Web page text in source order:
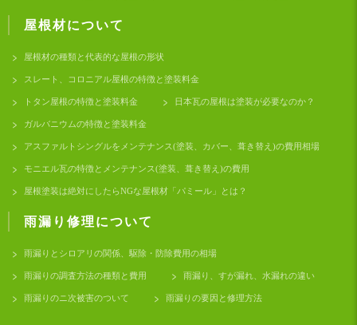
屋根材について
屋根材の種類と代表的な屋根の形状
スレート、コロニアル屋根の特徴と塗装料金
トタン屋根の特徴と塗装料金 日本瓦の屋根は塗装が必要なのか？
ガルバニウムの特徴と塗装料金
アスファルトシングルをメンテナンス(塗装、カバー、葺き替え)の費用相場
モニエル瓦の特徴とメンテナンス(塗装、葺き替え)の費用
屋根塗装は絶対にしたらNGな屋根材「パミール」とは？
雨漏り修理について
雨漏りとシロアリの関係、駆除・防除費用の相場
雨漏りの調査方法の種類と費用 雨漏り、すが漏れ、水漏れの違い
雨漏りのニ次被害のついて 雨漏りの要因と修理方法